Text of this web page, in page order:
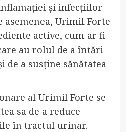
și infecțiilor
Urimil Forte
active, cum ar fi
au rolul de a întări
a susține sănătatea
al Urimil Forte se
sa de a reduce
în tractul urinar.